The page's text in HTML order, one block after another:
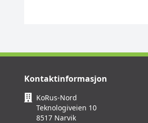
Kontaktinformasjon
KoRus-Nord
Teknologiveien 10
8517 Narvik